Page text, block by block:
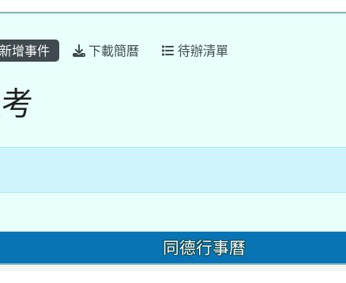
新增事件 下載簡曆 待辦清單
同德行事曆